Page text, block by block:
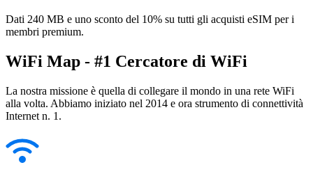
Dati 240 MB e uno sconto del 10% su tutti gli acquisti eSIM per i
membri premium.
WiFi Map - #1 Cercatore di WiFi
La nostra missione è quella di collegare il mondo in una rete WiFi
alla volta. Abbiamo iniziato nel 2014 e ora strumento di connettività
Internet n. 1.